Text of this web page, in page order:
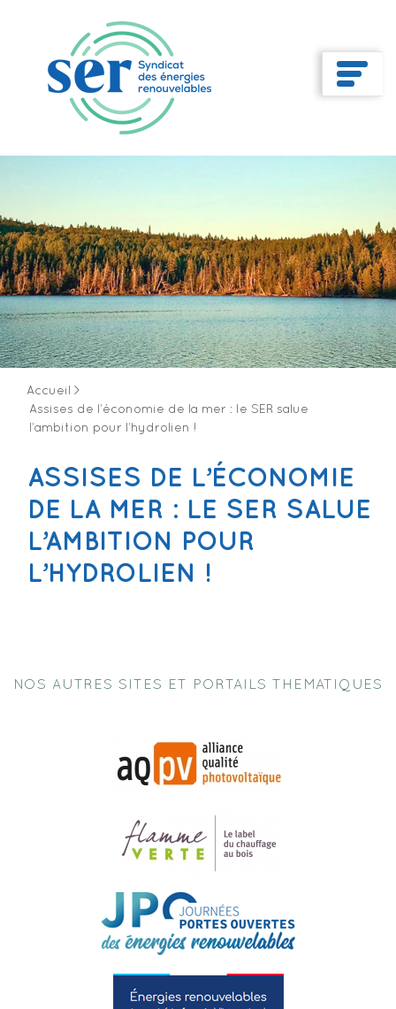
Accueil
>
Assises de l’économie de la mer : le SER salue
l’ambition pour l’hydrolien !
ASSISES DE L’ÉCONOMIE
DE LA MER : LE SER SALUE
L’AMBITION POUR
L’HYDROLIEN !
NOS AUTRES SITES ET PORTAILS THEMATIQUES